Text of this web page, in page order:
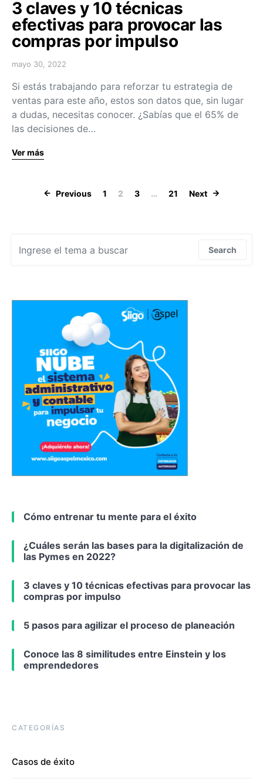
3 claves y 10 técnicas
efectivas para provocar las
compras por impulso
mayo 30, 2022
Si estás trabajando para reforzar tu estrategia de
ventas para este año, estos son datos que, sin lugar
a dudas, necesitas conocer. ¿Sabías que el 65% de
las decisiones de…
Ver más
Navegación
Previous 1 2 3 … 21 Next
Search
Cómo entrenar tu mente para el éxito
¿Cuáles serán las bases para la digitalización de
las Pymes en 2022?
3 claves y 10 técnicas efectivas para provocar las
compras por impulso
5 pasos para agilizar el proceso de planeación
Conoce las 8 similitudes entre Einstein y los
emprendedores
CATEGORÍAS
Casos de éxito